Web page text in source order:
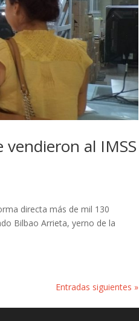
vendieron al IMSS
directa más de mil 130
Bilbao Arrieta, yerno de la
Entradas siguientes »